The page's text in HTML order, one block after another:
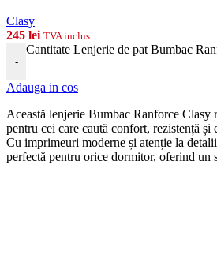
Clasy
245 lei TVA inclus
-
Cantitate Lenjerie de pat Bumbac
Adauga in cos
Această lenjerie Bumbac Ranforce Clasy
pentru cei care caută confort, rezistență și
Cu imprimeuri moderne și atenție la
perfectă pentru orice dormitor, oferind un